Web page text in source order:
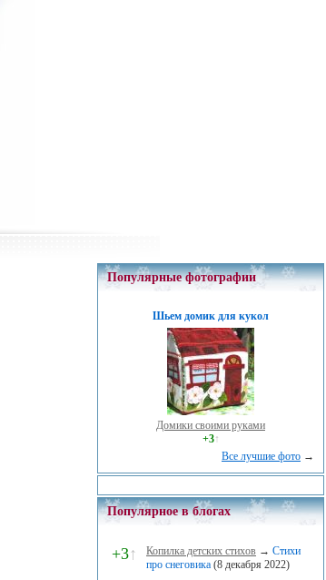
Популярные фотографии
Шьем домик для кукол
Домики своими руками
+3↑
Все лучшие фото →
Популярное в блогах
+3↑ Копилка детских стихов → Стихи
про снеговика (8 декабря 2022)